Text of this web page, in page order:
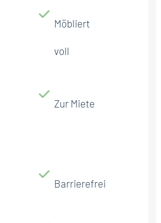
Möbliert
voll
Zur Miete
Barrierefrei